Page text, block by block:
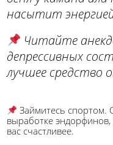
насытит
Читайте
депрессивных
лучшее средство
Займитесь спортом.
выработке эндорфинов,
вас счастливее.